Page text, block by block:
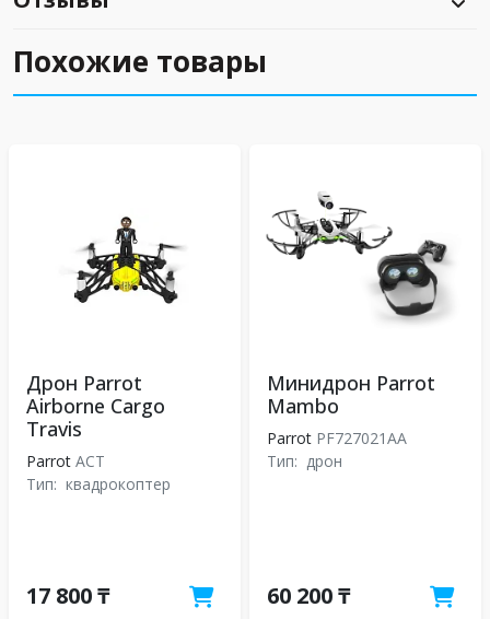
Похожие товары
Дрон Parrot
Airborne Cargo
Travis
Parrot ACT
Тип: квадрокоптер
17 800 ₸
Минидрон Parrot
Mambo
Parrot PF727021AA
Тип: дрон
60 200 ₸